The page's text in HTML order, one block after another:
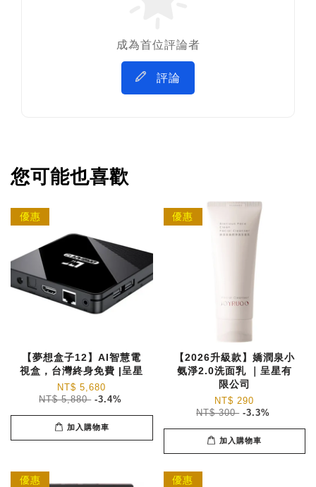
成為首位評論者
評論
您可能也喜歡
優惠
【夢想盒子12】AI智慧電
視盒，台灣終身免費 |呈星
NT$ 5,680
NT$ 5,880 -3.4%
加入購物車
優惠
【2026升級款】嬌潤泉小
氨淨2.0洗面乳 ｜呈星有
限公司
NT$ 290
NT$ 300 -3.3%
加入購物車
優惠 優惠